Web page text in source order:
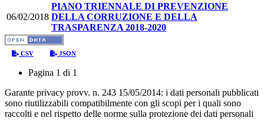
06/02/2018
PIANO TRIENNALE DI PREVENZIONE
DELLA CORRUZIONE E DELLA
TRASPARENZA 2018-2020
CSV JSON
Pagina 1 di 1
Garante privacy provv. n. 243 15/05/2014: i dati personali pubblicati
sono riutilizzabili compatibilmente con gli scopi per i quali sono
raccolti e nel rispetto delle norme sulla protezione dei dati personali